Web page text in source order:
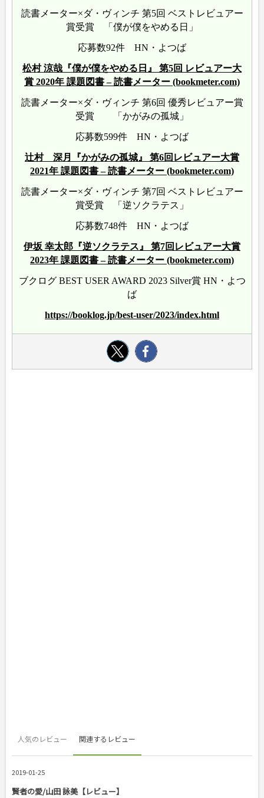
読書メーター×ダ・ヴィンチ 第5回 ベストレビュアー
賞受賞 「僕が僕をやめる日」
応募数92件 HN・よつば
松村 涼哉『僕が僕をやめる日』 第5回 レビュアー大
賞 2020年 課題図書 – 読書メーター (bookmeter.com)
読書メーター×ダ・ヴィンチ 第6回 優秀レビュアー賞
受賞 「かがみの孤城」
応募数599件 HN・よつば
辻村 深月『かがみの孤城』 第6回レビュアー大賞
2021年 課題図書 – 読書メーター (bookmeter.com)
読書メーター×ダ・ヴィンチ 第7回 ベストレビュアー
賞受賞 「逆ソクラテス」
応募数748件 HN・よつば
伊坂 幸太郎『逆ソクラテス』 第7回レビュアー大賞
2023年 課題図書 – 読書メーター (bookmeter.com)
ブクログ BEST USER AWARD 2023 Silver賞 HN・よつ
ば
https://booklog.jp/best-user/2023/index.html
人気のレビュー 関連するレビュー
2019-01-25
賢者の愛/山田 詠美【レビュー】